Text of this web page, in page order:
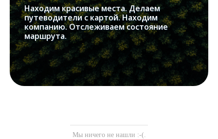
Находим красивые места. Делаем
путеводители с картой. Находим
компанию. Отслеживаем состояние
маршрута.
Мы ничего не нашли :-(.